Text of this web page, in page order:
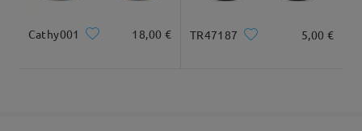
Cathy001 18,00 € TR47187 5,00 €